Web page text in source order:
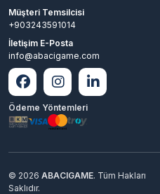
Müşteri Temsilcisi
+903243591014
İletişim E-Posta
info@abacigame.com
Ödeme Yöntemleri
© 2026 ABACIGAME. Tüm Hakları
Saklıdır.